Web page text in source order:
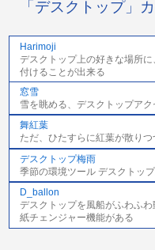
「デスクトップ」
Harimoji
デスクトップ上の好きな場所
付けることが出来る
窓雪
雪を眺める、デスクトップアク
舞紅葉
ただ、ひたすらに紅葉が散り
デスクトップ梅雨
季節の環境ツール デスクトッ
D_ballon
デスクトップを風船がふわふ
紙チェンジャー機能がある